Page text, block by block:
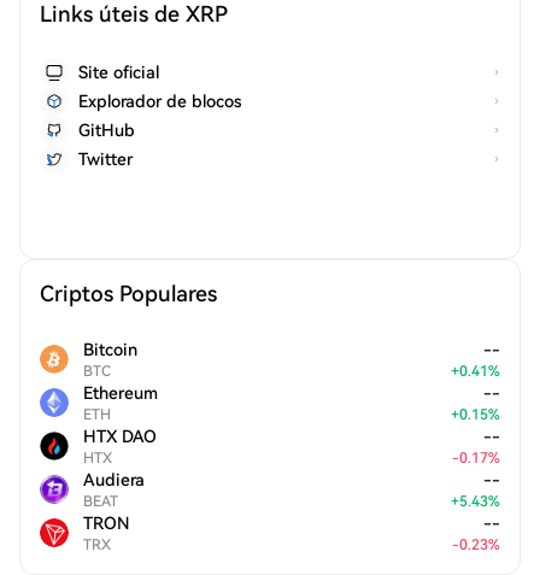
Links úteis de XRP
Site oficial
Explorador de blocos
GitHub
Twitter
Criptos Populares
Bitcoin
BTC
--
+0.41%
Ethereum
ETH
--
+0.15%
HTX DAO
HTX
--
-0.17%
Audiera
BEAT
--
+5.43%
TRON
TRX
--
-0.23%